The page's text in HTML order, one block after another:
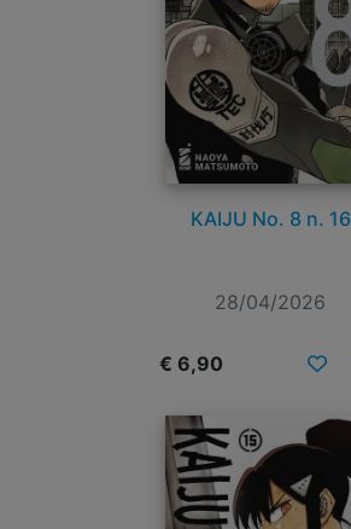
KAIJU No. 8 n. 16
28/04/2026
€ 6,90